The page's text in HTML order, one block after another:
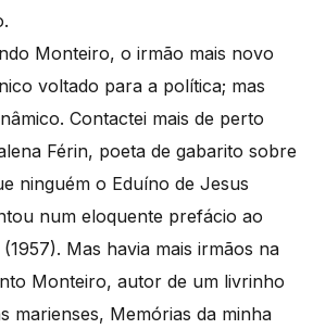
Monteiro, o irmão mais novo
voltado para a política; mas
Contactei mais de perto
Férin, poeta de gabarito sobre
ninguém o Eduíno de Jesus
num eloquente prefácio ao
Mas havia mais irmãos na
Monteiro, autor de um livrinho
marienses, Memórias da minha